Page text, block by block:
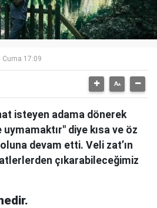
17:09
isteyen adama dönerek
uymamaktır" diye kısa ve öz
devam etti. Veli zat’ın
çıkarabileceğimiz